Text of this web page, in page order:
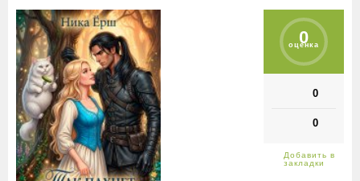
0
оценка
0
0